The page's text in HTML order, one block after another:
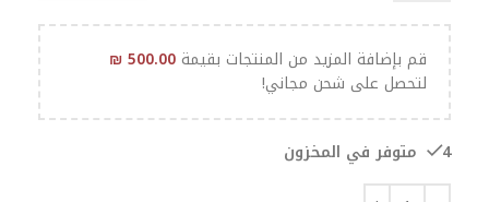
قم بإضافة المزيد من المنتجات بقيمة ₪500.00
لتحصل على شحن مجاني!
4 متوفر في المخزون